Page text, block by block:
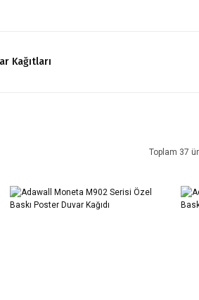
Kağıtları
Toplam 37